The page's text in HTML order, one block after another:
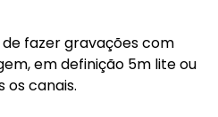
fazer gravações com
em definição 5m lite ou
os canais.